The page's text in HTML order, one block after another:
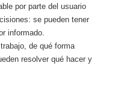
por parte del usuario
se pueden tener
informado.
de qué forma
resolver qué hacer y